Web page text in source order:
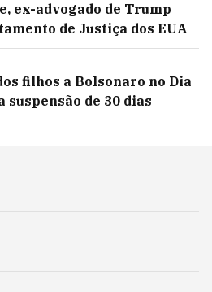
ex-advogado de Trump
de Justiça dos EUA
filhos a Bolsonaro no Dia
suspensão de 30 dias